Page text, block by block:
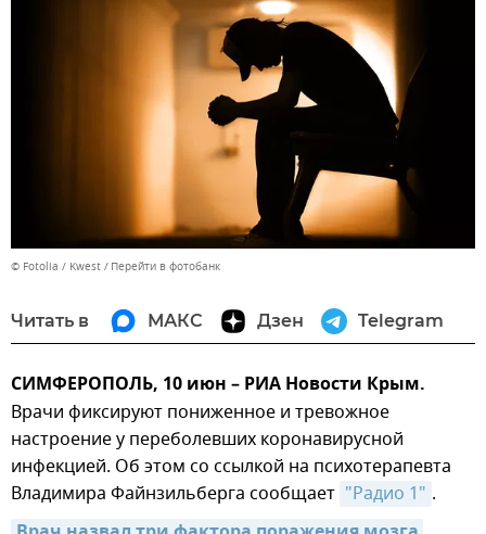
© Fotolia / Kwest Перейти в фотобанк
Читать в МАКС Дзен Telegram
СИМФЕРОПОЛЬ, 10 июн – РИА Новости Крым.
Врачи фиксируют пониженное и тревожное
настроение у переболевших коронавирусной
инфекцией. Об этом со ссылкой на психотерапевта
Владимира Файнзильберга сообщает "Радио 1" .